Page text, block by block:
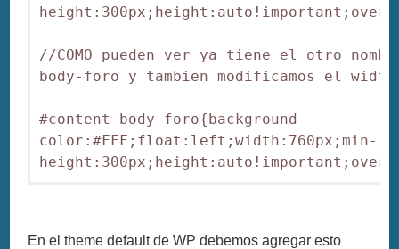
//COMO pueden ver ya tiene el otro
body-foro y tambien modificamos el
#content-body-foro{background-
color:#FFF;float:left;width:760px;min-
En el theme default de WP debemos agregar esto